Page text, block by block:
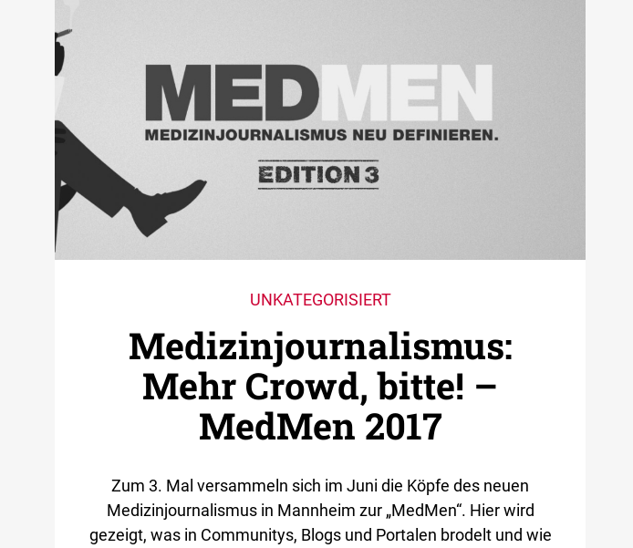
UNKATEGORISIERT
Medizin­journalismus:
Mehr Crowd, bitte! –
MedMen 2017
Zum 3. Mal versammeln sich im Juni die Köpfe des neuen
Medizinjournalismus in Mannheim zur „MedMen“. Hier wird
gezeigt, was in Communitys, Blogs und Portalen brodelt und wie